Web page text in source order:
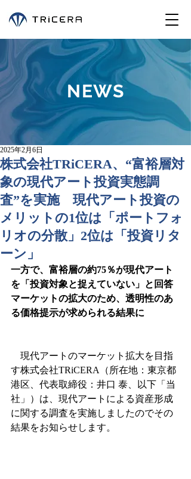
NEWS
株式会社TRiCERA、“富裕層対
象の現代アート投資実態調
査”を実施 現代アート投資の
メリットの1位は「ポートフォ
リオの分散」2位は「投資リタ
ーン」
2025年2月6日
一方で、富裕層の約75％が現代アート
を「投資対象と捉えていない」と回答
マーケットの拡大のため、透明性のあ
る価格提示が求められる結果に
現代アートのマーケット拡大を目指
す株式会社TRiCERA（所在地：東京都
港区、代表取締役：井口 泰、以下「当
社」）は、現代アートによる資産形成
に関する調査を実施しましたのでその
結果をお知らせします。